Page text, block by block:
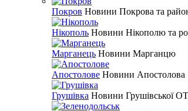
Покров Новини Покрова та
Нікополь Новини Нікополю та
Марганець Новини Марганцю
Апостолове Новини Апостолова
Грушівка Новини Грушівської